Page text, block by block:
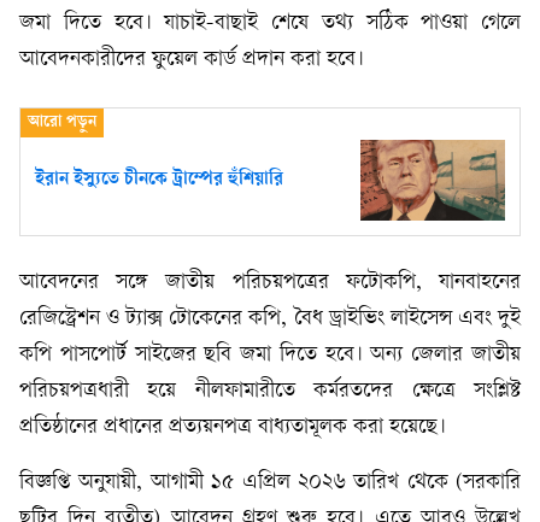
জমা দিতে হবে। যাচাই-বাছাই শেষে তথ্য সঠিক পাওয়া গেলে
আবেদনকারীদের ফুয়েল কার্ড প্রদান করা হবে।
ইরান ইস্যুতে চীনকে ট্রাম্পের হুঁশিয়ারি
আবেদনের সঙ্গে জাতীয় পরিচয়পত্রের ফটোকপি, যানবাহনের
রেজিস্ট্রেশন ও ট্যাক্স টোকেনের কপি, বৈধ ড্রাইভিং লাইসেন্স এবং দুই
কপি পাসপোর্ট সাইজের ছবি জমা দিতে হবে। অন্য জেলার জাতীয়
পরিচয়পত্রধারী হয়ে নীলফামারীতে কর্মরতদের ক্ষেত্রে সংশ্লিষ্ট
প্রতিষ্ঠানের প্রধানের প্রত্যয়নপত্র বাধ্যতামূলক করা হয়েছে।
বিজ্ঞপ্তি অনুযায়ী, আগামী ১৫ এপ্রিল ২০২৬ তারিখ থেকে (সরকারি